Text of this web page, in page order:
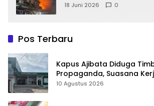
18 Juni 2026 0
Pos Terbaru
Kapus Ajibata Diduga
Propaganda, Suasana
Harmonis
10 Agustus 2026